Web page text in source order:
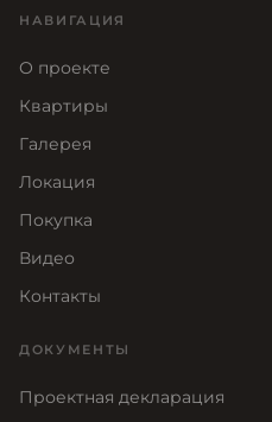
НАВИГАЦИЯ
О проекте
Квартиры
Галерея
Локация
Покупка
Видео
Контакты
ДОКУМЕНТЫ
Проектная декларация